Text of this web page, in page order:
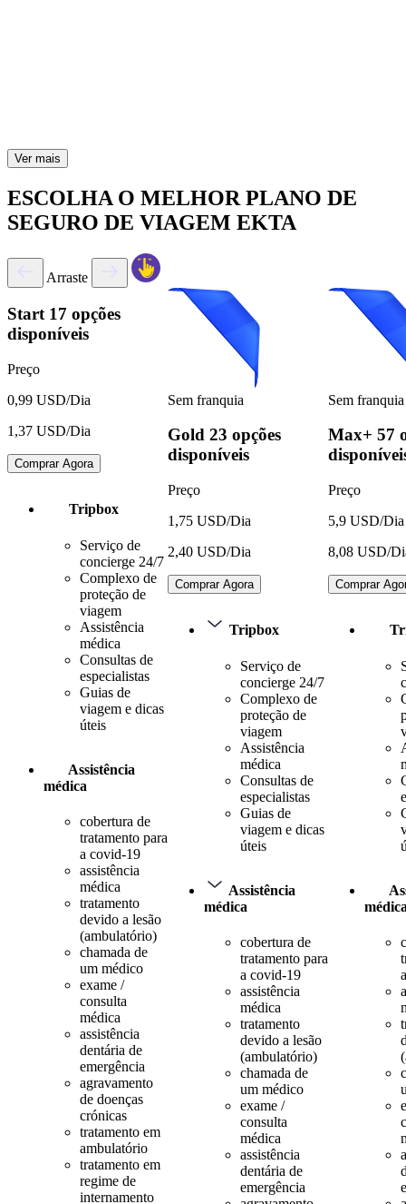
Ver mais
ESCOLHA O MELHOR PLANO DE
SEGURO DE VIAGEM EKTA
Arraste
Start 17 opções
disponíveis
Preço
0,99 USD/Dia
1,37 USD/Dia
Comprar Agora
Tripbox
Serviço de
concierge 24/7
Complexo de
proteção de
viagem
Assistência
médica
Consultas de
especialistas
Guias de
viagem e dicas
úteis
Assistência
médica
cobertura de
tratamento para
a covid-19
assistência
médica
tratamento
devido a lesão
(ambulatório)
chamada de
um médico
exame /
consulta
médica
assistência
dentária de
emergência
agravamento
de doenças
crónicas
tratamento em
ambulatório
tratamento em
regime de
internamento
Sem franquia
Gold 23 opções
disponíveis
Preço
1,75 USD/Dia
2,40 USD/Dia
Comprar Agora
Tripbox
Serviço de
concierge 24/7
Complexo de
proteção de
viagem
Assistência
médica
Consultas de
especialistas
Guias de
viagem e dicas
úteis
Assistência
médica
cobertura de
tratamento para
a covid-19
assistência
médica
tratamento
devido a lesão
(ambulatório)
chamada de
um médico
exame /
consulta
médica
assistência
dentária de
emergência
Sem franquia
Max+ 57
Preço
5,9 USD/Dia
8,08 USD/
Comprar